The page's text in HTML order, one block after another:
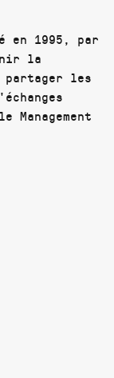
en 1995, par
la
partager les